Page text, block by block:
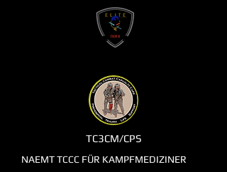
TC3CM/CPS
NAEMT TCCC FÜR KAMPFMEDIZINER